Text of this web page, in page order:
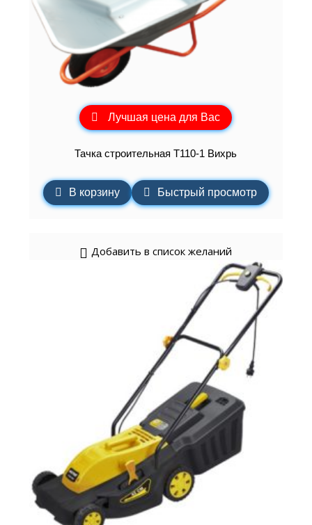
Лучшая цена для Вас
Тачка строительная Т110-1 Вихрь
В корзину Быстрый просмотр
Добавить в список желаний